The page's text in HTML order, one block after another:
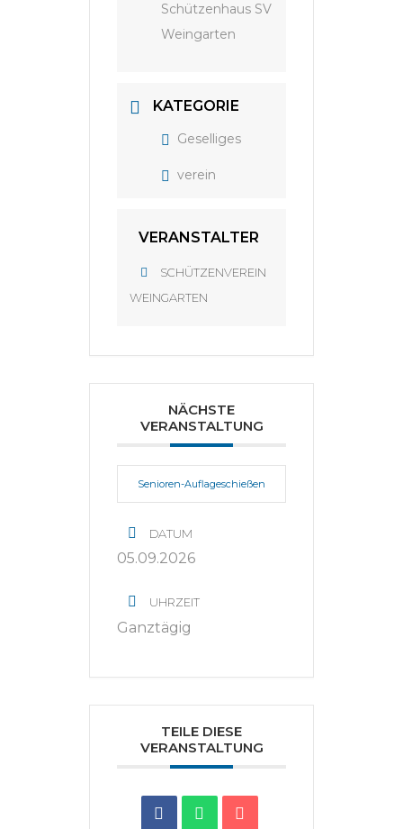
Schützenhaus SV
Weingarten
KATEGORIE
Geselliges
verein
VERANSTALTER
SCHÜTZENVEREIN
WEINGARTEN
NÄCHSTE
VERANSTALTUNG
Senioren-Auflageschießen
DATUM
05.09.2026
UHRZEIT
Ganztägig
TEILE DIESE
VERANSTALTUNG